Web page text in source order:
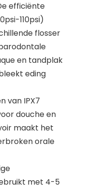
efficiënte
110psi)
flosser
en tandplak
eding
van IPX7
douche en
maakt het
orale
met 4-5